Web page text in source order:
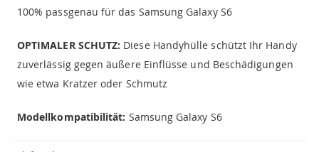
100% passgenau für das Samsung Galaxy S6
OPTIMALER SCHUTZ: Diese Handyhülle schützt Ihr Handy
zuverlässig gegen äußere Einflüsse und Beschädigungen
wie etwa Kratzer oder Schmutz
Modellkompatibilität: Samsung Galaxy S6